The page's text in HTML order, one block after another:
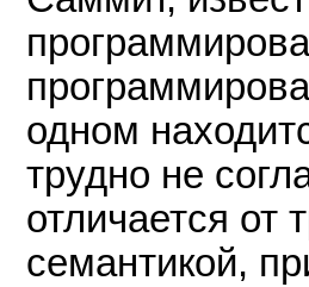
одном
трудно не
отличается от
семантикой,